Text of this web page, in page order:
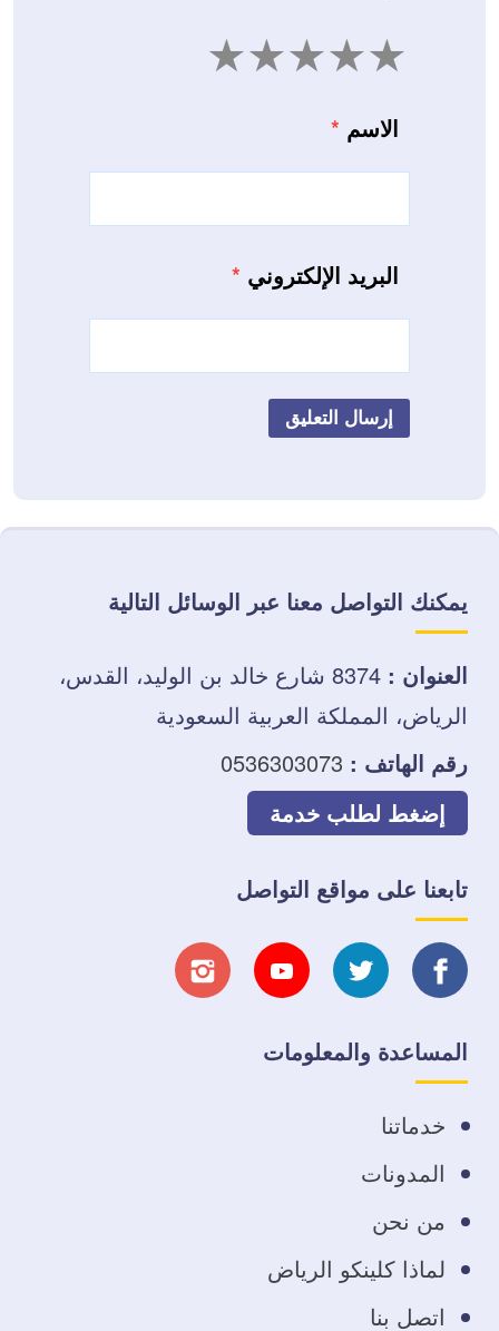
4 3 2 1
الاسم *
البريد الإلكتروني *
يمكنك التواصل معنا عبر الوسائل التالية
العنوان :
8374 شارع خالد بن الوليد، القدس،
الرياض، المملكة العربية السعودية
رقم الهاتف : 0536303073
إضغط لطلب خدمة
تابعنا على مواقع التواصل
تابعنا
على
فيسبوك
تابعنا
على
تابعنا تابعنا
المساعدة والمعلومات
خدماتنا
المدونات
من نحن
لماذا كلينكو الرياض
اتصل بنا